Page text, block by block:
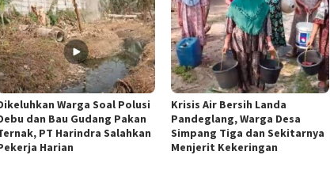
Warga Soal Polusi
dan Bau Gudang Pakan
PT Harindra Salahkan
Harian
Krisis Air Bersih Landa
Pandeglang, Warga Desa
Simpang Tiga dan Sekitarnya
Menjerit Kekeringan